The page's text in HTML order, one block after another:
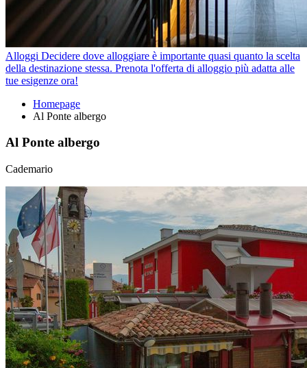
Alloggi Decidere dove alloggiare è importante quasi quanto la scelta
della destinazione stessa. Prenota l'offerta di alloggio più adatta alle
tue esigenze ora!
Homepage
Al Ponte albergo
Al Ponte albergo
Cademario